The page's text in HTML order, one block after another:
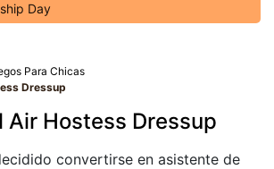
Day
Para Chicas
Dressup
Air Hostess Dressup
convertirse en asistente de